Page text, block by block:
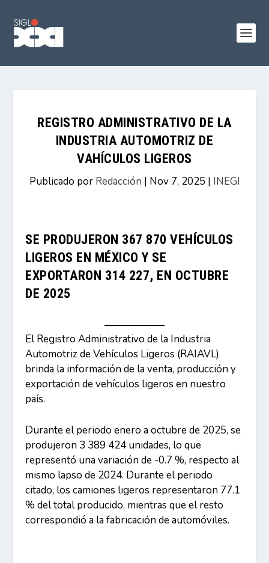
REGISTRO ADMINISTRATIVO DE LA
INDUSTRIA AUTOMOTRIZ DE
VAHÍCULOS LIGEROS
Publicado por Redacción | Nov 7, 2025 | INEGI
SE PRODUJERON 367 870 VEHÍCULOS
LIGEROS EN MÉXICO Y SE
EXPORTARON 314 227, EN OCTUBRE
DE 2025
El Registro Administrativo de la Industria
Automotriz de Vehículos Ligeros (RAIAVL)
brinda la información de la venta, producción y
exportación de vehículos ligeros en nuestro
país.
Durante el periodo enero a octubre de 2025, se
produjeron 3 389 424 unidades, lo que
representó una variación de -0.7 %, respecto al
mismo lapso de 2024. Durante el periodo
citado, los camiones ligeros representaron 77.1
% del total producido, mientras que el resto
correspondió a la fabricación de automóviles.